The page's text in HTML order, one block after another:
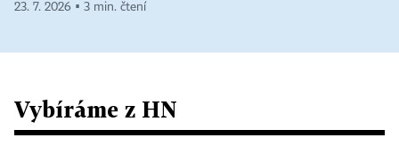
23. 7. 2026 ▪ 3 min. čtení
Vybíráme z HN